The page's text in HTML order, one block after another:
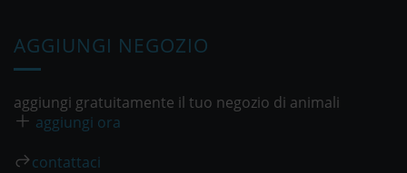
AGGIUNGI NEGOZIO
aggiungi gratuitamente il tuo negozio di animali
aggiungi ora
contattaci